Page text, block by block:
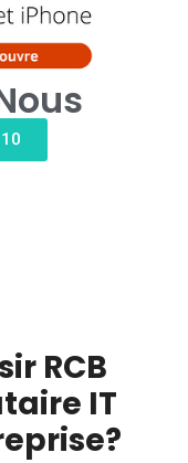
RCB
IT